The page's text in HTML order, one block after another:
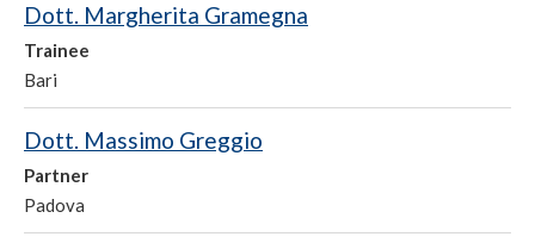
Dott. Margherita Gramegna
Trainee
Bari
Dott. Massimo Greggio
Partner
Padova